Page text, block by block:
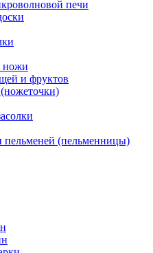
печи
ножи
и фруктов
(пельменницы)